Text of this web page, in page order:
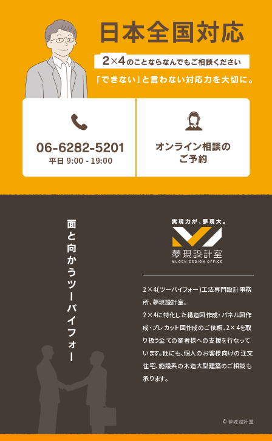
2×4(ツーバイフォー)工法専門設計事務
所、夢現設計室。
2×4に特化した構造図作成・パネル図作
成・プレカット図作成のご依頼、2×4を取
り扱う全ての業者様への支援を行なって
います。他にも、個人のお客様向けの注文
住宅、施設系の木造大型建築のご相談も
承ります。
© 夢現設計室